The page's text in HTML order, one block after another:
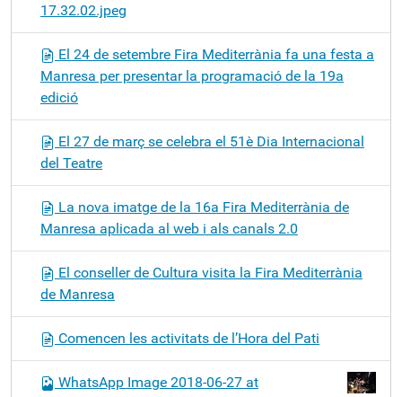
17.32.02.jpeg
El 24 de setembre Fira Mediterrània fa una festa a
Manresa per presentar la programació de la 19a
edició
El 27 de març se celebra el 51è Dia Internacional
del Teatre
La nova imatge de la 16a Fira Mediterrània de
Manresa aplicada al web i als canals 2.0
El conseller de Cultura visita la Fira Mediterrània
de Manresa
Comencen les activitats de l’Hora del Pati
WhatsApp Image 2018-06-27 at